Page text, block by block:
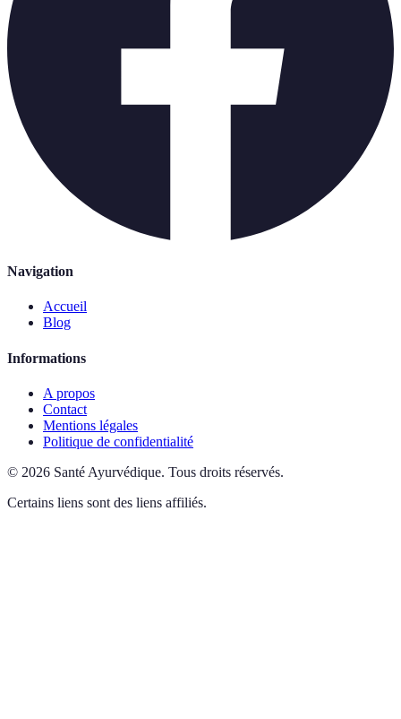
Navigation
Accueil
Blog
Informations
A propos
Contact
Mentions légales
Politique de confidentialité
© 2026 Santé Ayurvédique. Tous droits réservés.
Certains liens sont des liens affiliés.